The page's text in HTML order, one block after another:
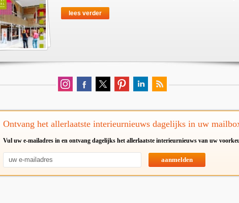
lees verder
Ontvang het allerlaatste interieurnieuws dagelijks in uw
Vul uw e-mailadres in en ontvang dagelijks het allerlaatste interieurnieuws van uw
aanmelden